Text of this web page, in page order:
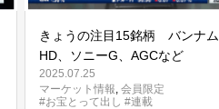
きょうの注目15銘柄 バンナム
HD、ソニーG、AGCなど
2025.07.25
マーケット情報, 会員限定
#お宝とって出し #連載